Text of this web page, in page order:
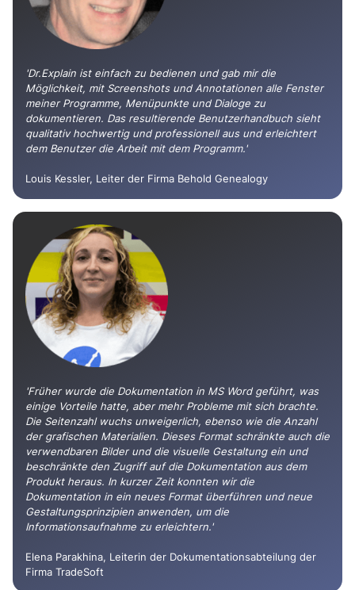
'Dr.Explain ist einfach zu bedienen und gab mir die
Möglichkeit, mit Screenshots und Annotationen alle Fenster
meiner Programme, Menüpunkte und Dialoge zu
dokumentieren. Das resultierende Benutzerhandbuch sieht
qualitativ hochwertig und professionell aus und erleichtert
dem Benutzer die Arbeit mit dem Programm.'
Louis Kessler, Leiter der Firma Behold Genealogy
'Früher wurde die Dokumentation in MS Word geführt, was
einige Vorteile hatte, aber mehr Probleme mit sich brachte.
Die Seitenzahl wuchs unweigerlich, ebenso wie die Anzahl
der grafischen Materialien. Dieses Format schränkte auch die
verwendbaren Bilder und die visuelle Gestaltung ein und
beschränkte den Zugriff auf die Dokumentation aus dem
Produkt heraus. In kurzer Zeit konnten wir die
Dokumentation in ein neues Format überführen und neue
Gestaltungsprinzipien anwenden, um die
Informationsaufnahme zu erleichtern.'
Elena Parakhina, Leiterin der Dokumentationsabteilung der
Firma TradeSoft